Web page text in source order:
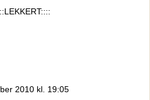
2010 kl. 19:05